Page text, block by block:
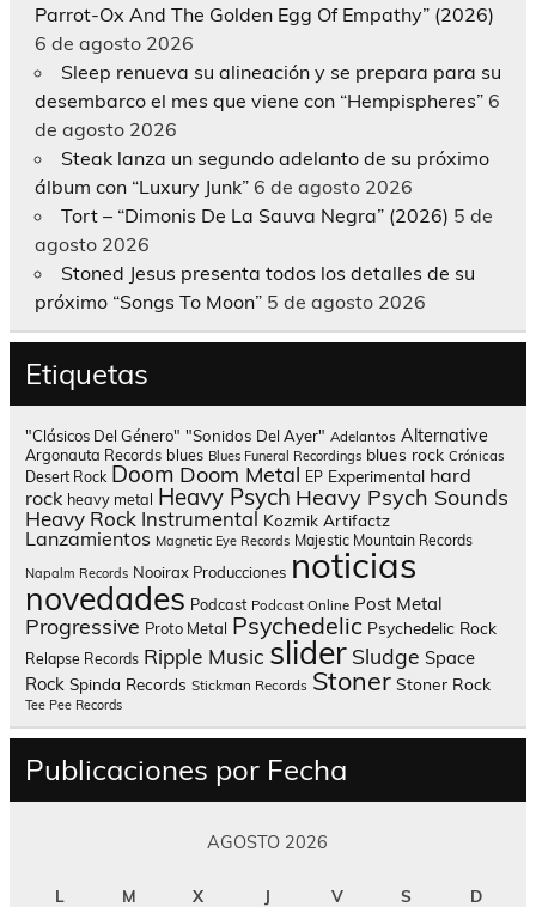
Parrot-Ox And The Golden Egg Of Empathy” (2026)
6 de agosto 2026
Sleep renueva su alineación y se prepara para su
desembarco el mes que viene con “Hempispheres” 6
de agosto 2026
Steak lanza un segundo adelanto de su próximo
álbum con “Luxury Junk” 6 de agosto 2026
Tort – “Dimonis De La Sauva Negra” (2026) 5 de
agosto 2026
Stoned Jesus presenta todos los detalles de su
próximo “Songs To Moon” 5 de agosto 2026
Etiquetas
"Clásicos Del Género" "Sonidos Del Ayer" Adelantos Alternative
Argonauta Records blues Blues Funeral Recordings blues rock Crónicas
Desert Rock Doom Doom Metal EP Experimental hard
rock heavy metal Heavy Psych Heavy Psych Sounds
Heavy Rock Instrumental Kozmik Artifactz
Lanzamientos Magnetic Eye Records Majestic Mountain Records
Napalm Records Nooirax Producciones noticias
novedades Podcast Podcast Online Post Metal
Progressive Proto Metal Psychedelic Psychedelic Rock
Relapse Records Ripple Music slider Sludge Space
Rock Spinda Records Stickman Records Stoner Stoner Rock
Tee Pee Records
Publicaciones por Fecha
AGOSTO 2026
L M X J V S D